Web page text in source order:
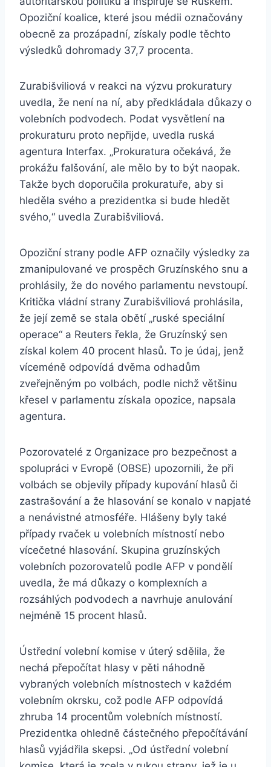
Opoziční koalice, které jsou médii označovány
obecně za prozápadní, získaly podle těchto
výsledků dohromady 37,7 procenta.
Zurabišviliová v reakci na výzvu prokuratury
uvedla, že není na ní, aby předkládala důkazy o
volebních podvodech. Podat vysvětlení na
prokuraturu proto nepřijde, uvedla ruská
agentura Interfax. „Prokuratura očekává, že
prokážu falšování, ale mělo by to být naopak.
Takže bych doporučila prokuratuře, aby si
hleděla svého a prezidentka si bude hledět
svého,“ uvedla Zurabišviliová.
Opoziční strany podle AFP označily výsledky za
zmanipulované ve prospěch Gruzínského snu a
prohlásily, že do nového parlamentu nevstoupí.
Kritička vládní strany Zurabišviliová prohlásila,
že její země se stala obětí „ruské speciální
operace“ a Reuters řekla, že Gruzínský sen
získal kolem 40 procent hlasů. To je údaj, jenž
víceméně odpovídá dvěma odhadům
zveřejněným po volbách, podle nichž většinu
křesel v parlamentu získala opozice, napsala
agentura.
Pozorovatelé z Organizace pro bezpečnost a
spolupráci v Evropě (OBSE) upozornili, že při
volbách se objevily případy kupování hlasů či
zastrašování a že hlasování se konalo v napjaté
a nenávistné atmosféře. Hlášeny byly také
případy rvaček u volebních místností nebo
vícečetné hlasování. Skupina gruzínských
volebních pozorovatelů podle AFP v pondělí
uvedla, že má důkazy o komplexních a
rozsáhlých podvodech a navrhuje anulování
nejméně 15 procent hlasů.
Ústřední volební komise v úterý sdělila, že
nechá přepočítat hlasy v pěti náhodně
vybraných volebních místnostech v každém
volebním okrsku, což podle AFP odpovídá
zhruba 14 procentům volebních místností.
Prezidentka ohledně částečného přepočítávání
hlasů vyjádřila skepsi. „Od ústřední volební